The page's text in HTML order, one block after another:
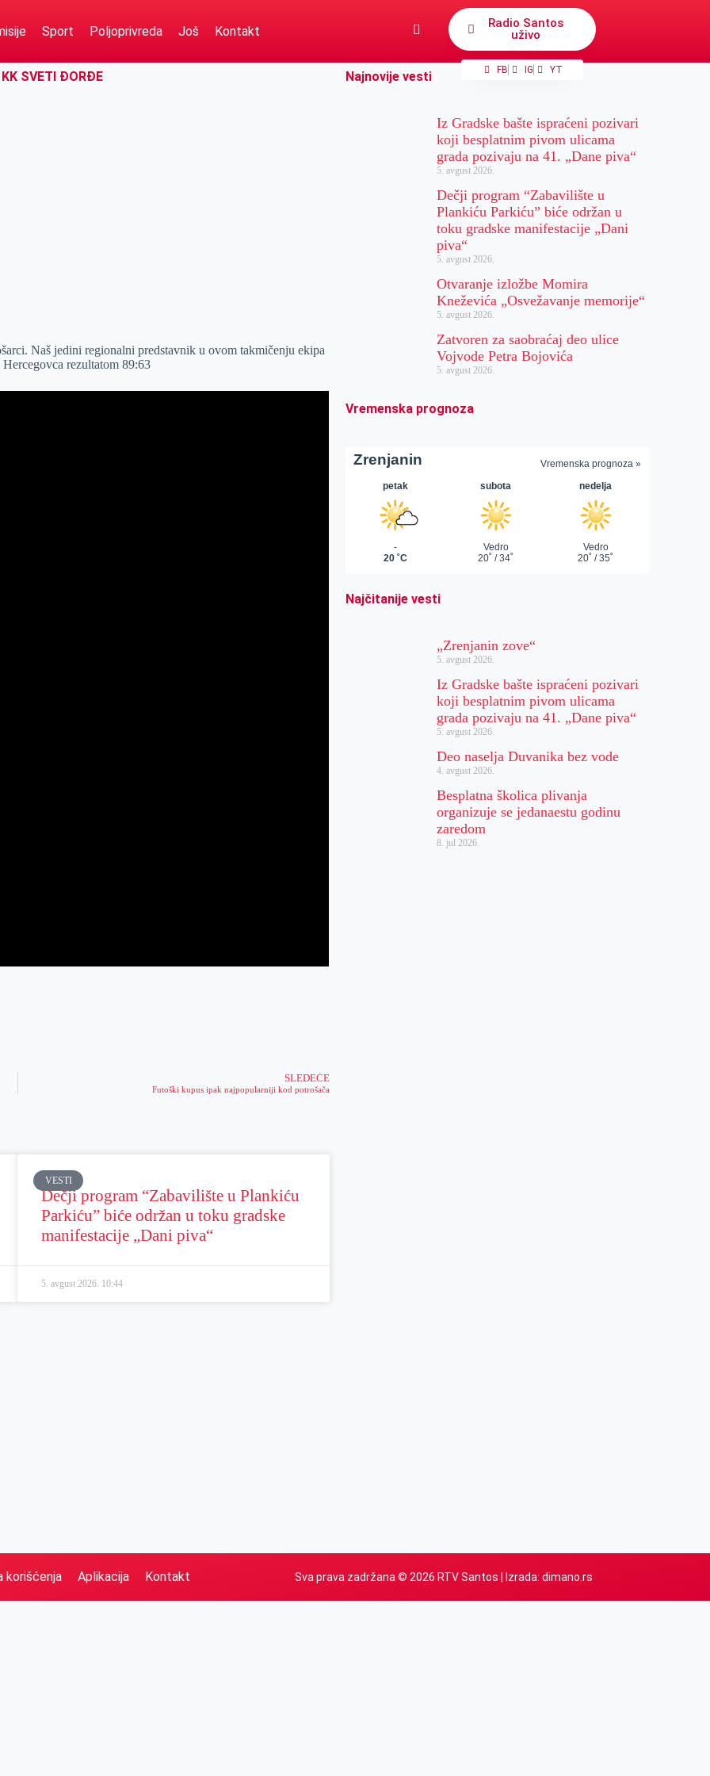
Sport Poljoprivreda Još Kontakt
Radio Santos
uživo
FB IG YT
KK SVETI ĐORĐE
Naš jedini regionalni predstavnik u ovom takmičenju ekipa
rezultatom 89:63
SLEDEĆE
Futoški kupus ipak najpopularniji kod potrošača
VESTI
Dečji program “Zabavilište u Plankiću
Parkiću” biće održan u toku gradske
manifestacije „Dani piva“
5. avgust 2026. 10:44
Najnovije vesti
Iz Gradske bašte ispraćeni pozivari
koji besplatnim pivom ulicama
grada pozivaju na 41. „Dane piva“
5. avgust 2026.
Dečji program “Zabavilište u
Plankiću Parkiću” biće održan u
toku gradske manifestacije „Dani
piva“
5. avgust 2026.
Otvaranje izložbe Momira
Kneževića „Osvežavanje memorije“
5. avgust 2026.
Zatvoren za saobraćaj deo ulice
Vojvode Petra Bojovića
5. avgust 2026.
Vremenska prognoza
Najčitanije vesti
„Zrenjanin zove“
5. avgust 2026.
Iz Gradske bašte ispraćeni pozivari
koji besplatnim pivom ulicama
grada pozivaju na 41. „Dane piva“
5. avgust 2026.
Deo naselja Duvanika bez vode
4. avgust 2026.
Besplatna školica plivanja
organizuje se jedanaestu godinu
zaredom
8. jul 2026.
korišćenja Aplikacija Kontakt Sva prava zadržana © 2026 RTV Santos | Izrada: dimano.rs